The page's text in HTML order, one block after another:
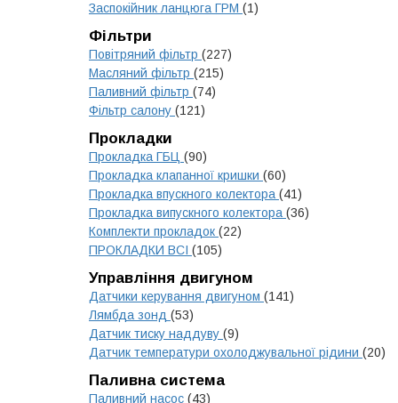
Заспокійник ланцюга ГРМ (1)
Фільтри
Повітряний фільтр (227)
Масляний фільтр (215)
Паливний фільтр (74)
Фільтр салону (121)
Прокладки
Прокладка ГБЦ (90)
Прокладка клапанної кришки (60)
Прокладка впускного колектора (41)
Прокладка випускного колектора (36)
Комплекти прокладок (22)
ПРОКЛАДКИ ВСІ (105)
Управління двигуном
Датчики керування двигуном (141)
Лямбда зонд (53)
Датчик тиску наддуву (9)
Датчик температури охолоджувальної рідини (20)
Паливна система
Паливний насос (43)